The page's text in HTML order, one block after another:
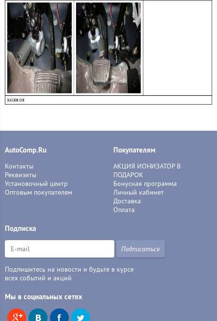
AutoComp.Ru
Контакты
Реквизиты
Установочный центр
Оптовым покупателям
Покупателям
АКЦИЯ ИОНИЗАТОР В
ПОДАРОК
Бонусная программа
Личный кабинет
Доставка
Оплата
Подписка
Подписаться
Подпишитесь на новости и будьте в курсе
всех событий и акций
Мы в социальных сетях